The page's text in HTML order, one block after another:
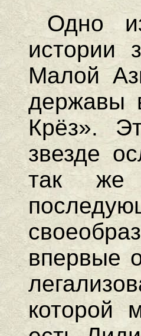
Одно
истории
Малой
державы
Крёз».
звезде
так же
впервые
которой